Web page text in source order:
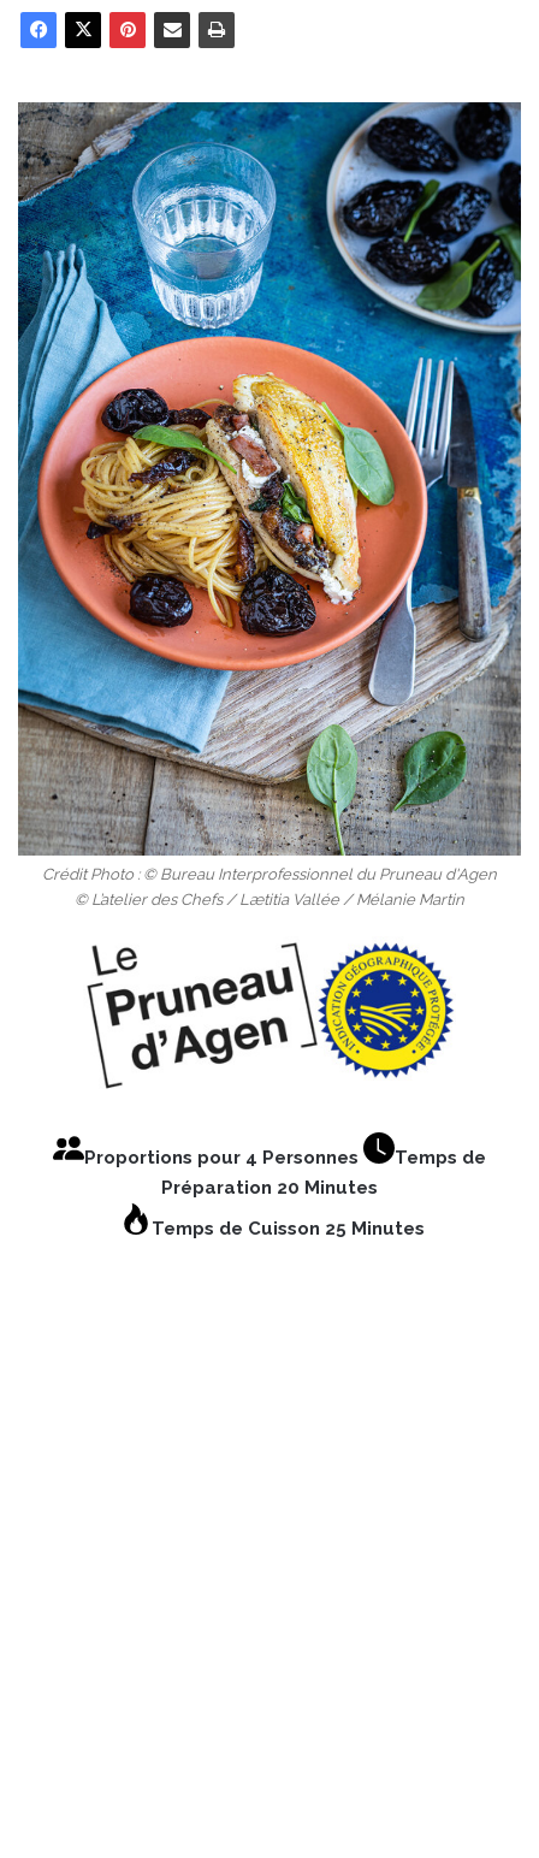
Crédit Photo : © Bureau Interprofessionnel du Pruneau d'Agen
© L’atelier des Chefs / Lætitia Vallée / Mélanie Martin
Proportions pour 4 Personnes
Temps de
Préparation 20 Minutes
Temps de Cuisson 25 Minutes